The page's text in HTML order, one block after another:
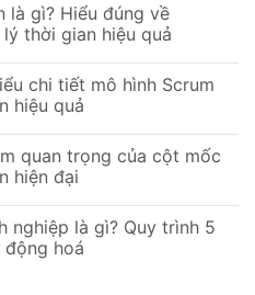
là gì? Hiểu đúng về
thời gian hiệu quả
chi tiết mô hình Scrum
hiệu quả
quan trọng của cột mốc
hiện đại
nghiệp là gì? Quy trình 5
hoá